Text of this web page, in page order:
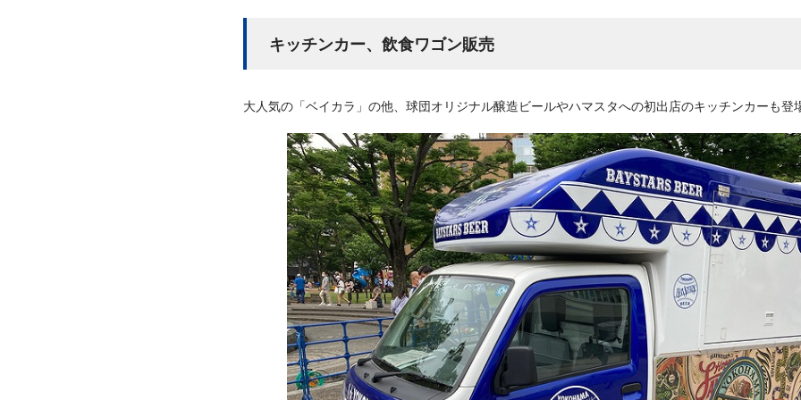
キッチンカー、飲食ワゴン販売
大人気の「ベイカラ」の他、球団オリジナル醸造ビールやハマスタへの初出店のキッチンカーも登